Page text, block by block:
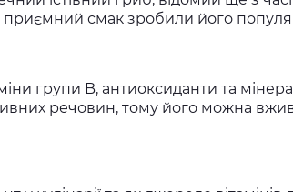
смак зробили його
групи B, антиоксиданти та
речовин, тому його можна